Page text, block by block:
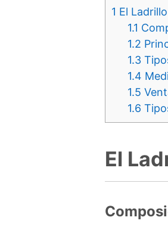
1 El
1.1
1.2
1.3
1.4
1.5
1.6
El